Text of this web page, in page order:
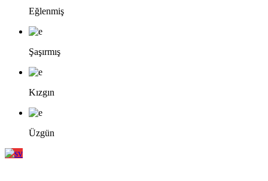
Eğlenmiş
Şaşırmış
Kızgın
Üzgün